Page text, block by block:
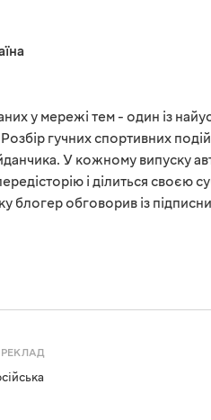
у мережі тем - один із
гучних спортивних
У кожному випуску
і ділиться своєю
блогер обговорив із